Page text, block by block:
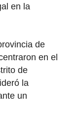
en la
de
en el
de
la
un